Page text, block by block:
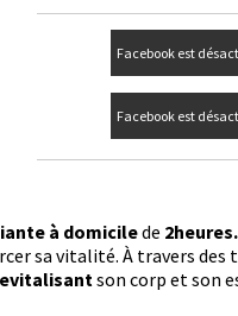
Facebook est
Facebook est
à domicilede 2heures.
sa vitalité. À travers des
son corp et son